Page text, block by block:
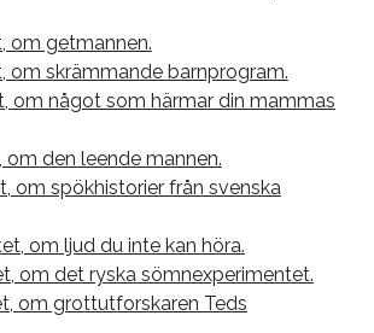
om getmannen.
om skrämmande barnprogram.
om något som härmar din mammas
den leende mannen.
om spökhistorier från svenska
om ljud du inte kan höra.
om det ryska sömnexperimentet.
om grottutforskaren Teds